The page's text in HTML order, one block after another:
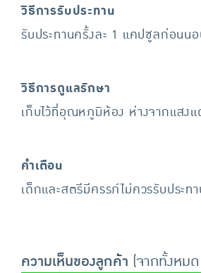
วิธีการรับประทาน
รับประทานครั้งละ 1 แคปซูลก่อนน
วิธีการดูแลรักษา
เก็บไว้ที่อุณหภูมิห้อง ห่างจากแสง
คำเตือน
เด็กและสตรีมีครรภ์ไม่ควรรับประท
ความเห็นของลูกค้า (จากทั้งหม